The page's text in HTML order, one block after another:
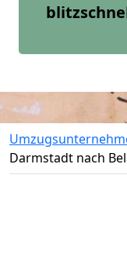
Darmstadt nach